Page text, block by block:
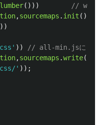
()))
// watch
,sourcemaps . init ()))
))
' ))
// all-min.jsにリネ
,sourcemaps .write(
' ));